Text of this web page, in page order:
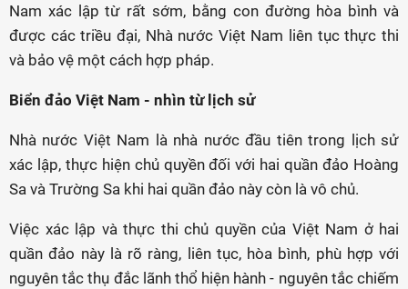
Nam xác lập từ rất sớm, bằng con đường hòa bình và
được các triều đại, Nhà nước Việt Nam liên tục thực thi
và bảo vệ một cách hợp pháp.
Biển đảo Việt Nam - nhìn từ lịch sử
Nhà nước Việt Nam là nhà nước đầu tiên trong lịch sử
xác lập, thực hiện chủ quyền đối với hai quần đảo Hoàng
Sa và Trường Sa khi hai quần đảo này còn là vô chủ.
Việc xác lập và thực thi chủ quyền của Việt Nam ở hai
quần đảo này là rõ ràng, liên tục, hòa bình, phù hợp với
nguyên tắc thụ đắc lãnh thổ hiện hành - nguyên tắc chiếm